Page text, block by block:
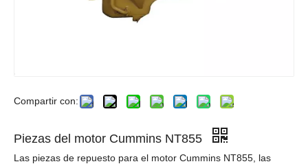
Compartir con:
Piezas del motor Cummins NT855
Las piezas de repuesto para el motor Cummins NT855, las